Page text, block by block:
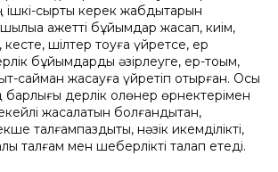
ішкі-сыртқы керек жабдықтарын
қажетті бұйымдар жасап, киім,
шілтер тоқуға үйретсе, ер
бұйымдарды әзірлеуге, ер-тоқым,
сайман жасауға үйретіп отырған. Осы
дерлік қолөнер өрнектерімен
жасалатын болғандықтан,
талғампаздықты, нәзік икемділікті,
талғам мен шеберлікті талап етеді.